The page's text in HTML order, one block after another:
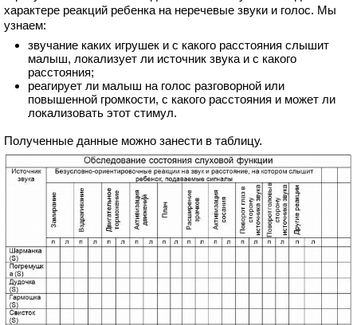
характере реакций ребенка на неречевые звуки и голос. Мы
узнаем:
звучание каких игрушек и с какого расстояния слышит
малыш, локализует ли источник звука и с какого
расстояния;
реагирует ли малыш на голос разговорной или
повышенной громкости, с какого расстояния и может ли
локализовать этот стимул.
Полученные данные можно занести в таблицу.